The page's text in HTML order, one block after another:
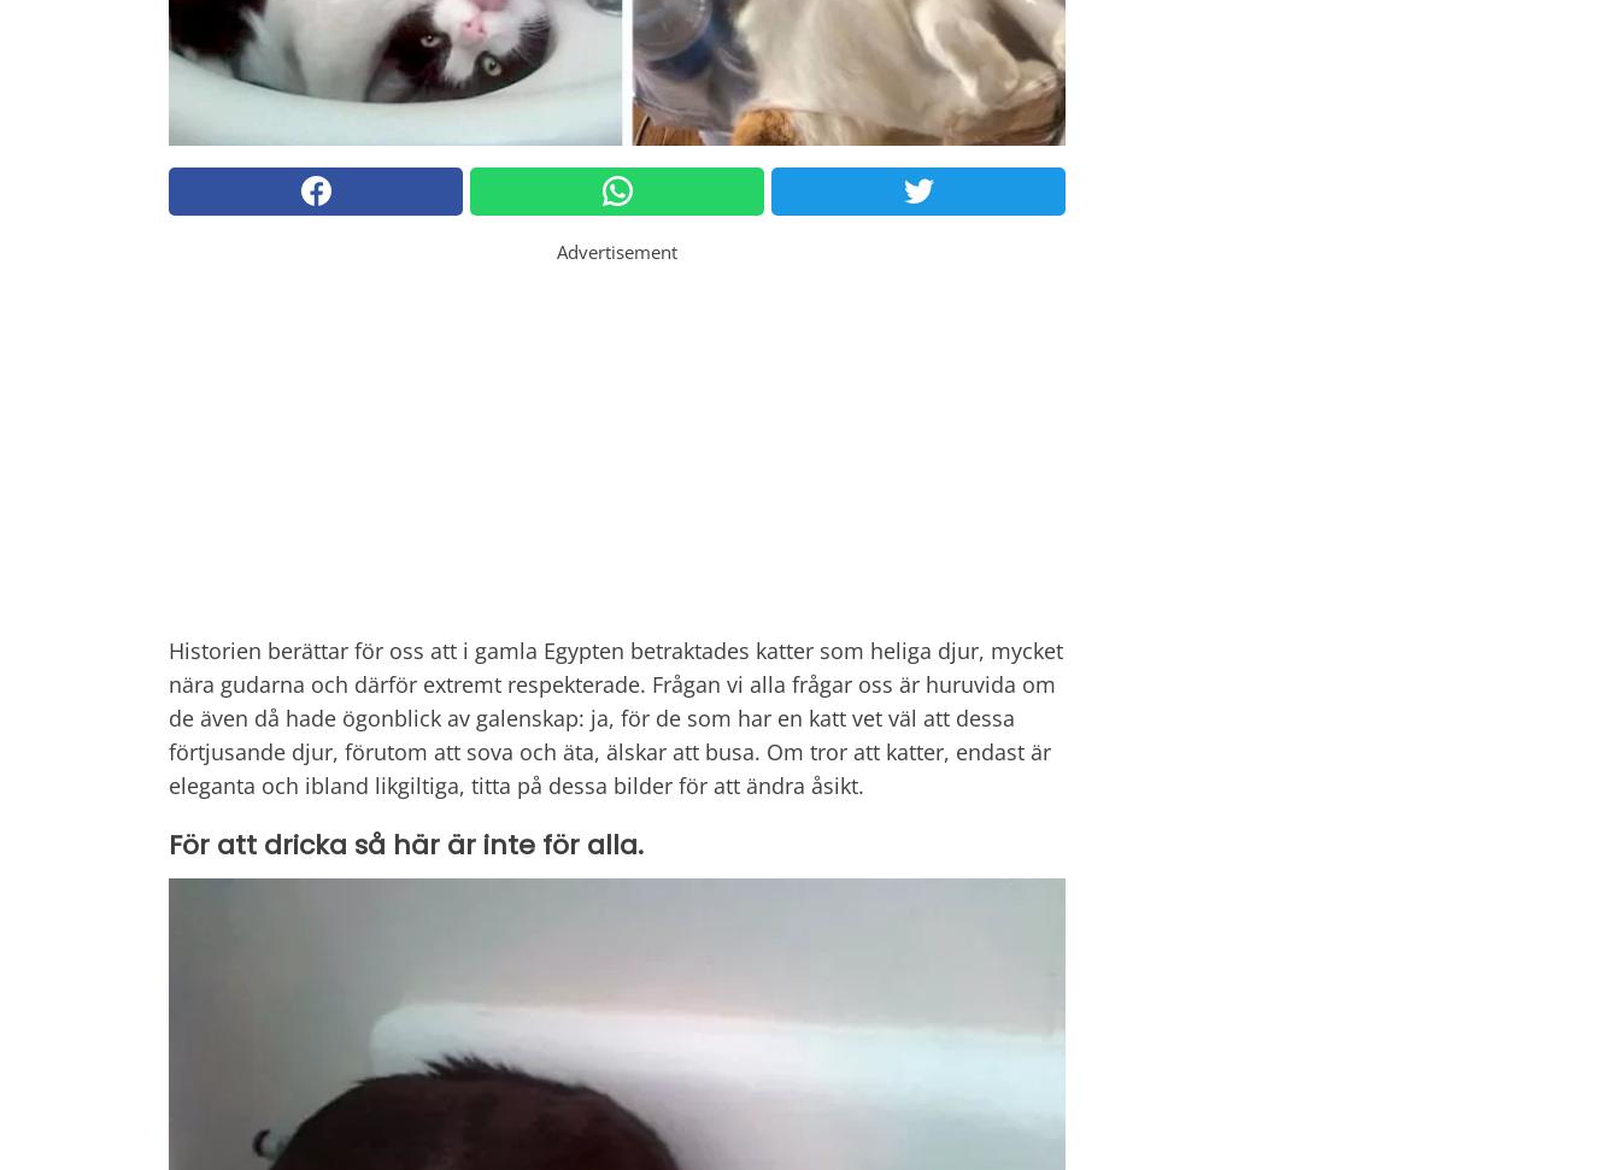
Advertisement
Historien berättar för oss att i gamla Egypten betraktades katter som heliga djur, mycket
nära gudarna och därför extremt respekterade. Frågan vi alla frågar oss är huruvida om
de även då hade ögonblick av galenskap: ja, för de som har en katt vet väl att dessa
förtjusande djur, förutom att sova och äta, älskar att busa. Om tror att katter, endast är
eleganta och ibland likgiltiga, titta på dessa bilder för att ändra åsikt.
För att dricka så här är inte för alla.